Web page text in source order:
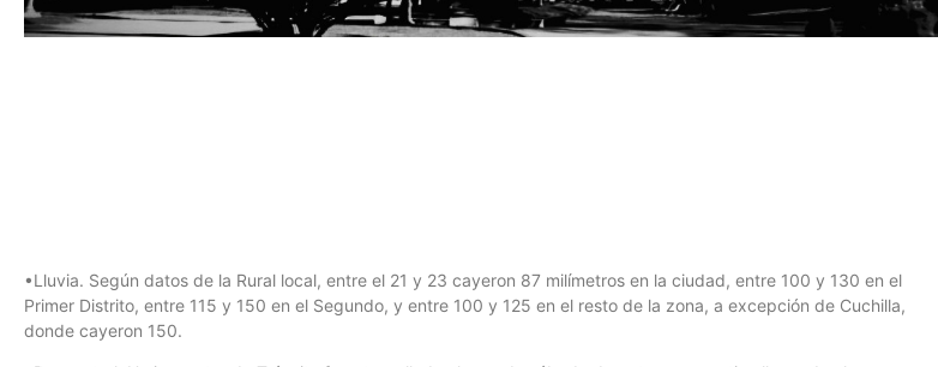
•Lluvia. Según datos de la Rural local, entre el 21 y 23 cayeron 87 milímetros en la ciudad, entre 100 y 130 en el
Primer Distrito, entre 115 y 150 en el Segundo, y entre 100 y 125 en el resto de la zona, a excepción de Cuchilla,
donde cayeron 150.